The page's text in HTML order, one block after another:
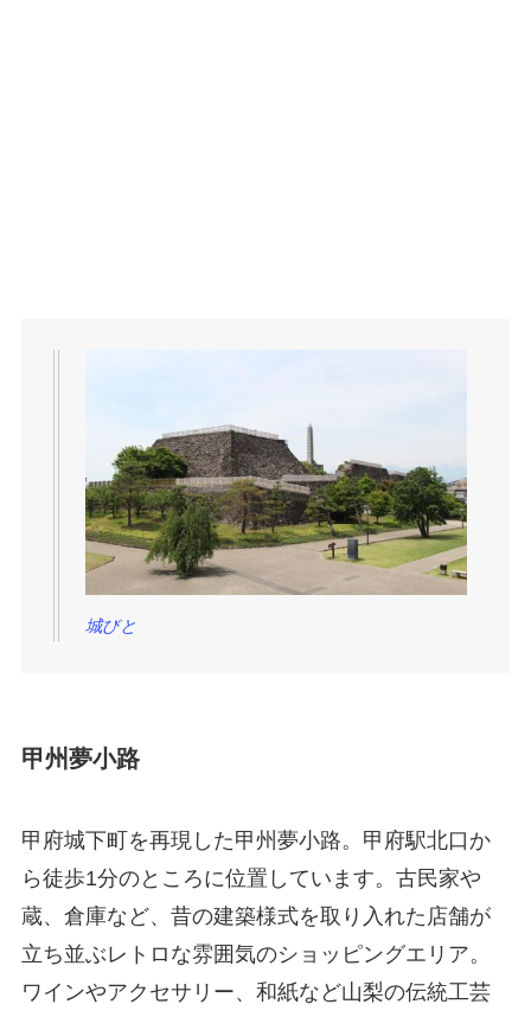
城びと
甲州夢小路
甲府城下町を再現した甲州夢小路。甲府駅北口か
ら徒歩1分のところに位置しています。古民家や
蔵、倉庫など、昔の建築様式を取り入れた店舗が
立ち並ぶレトロな雰囲気のショッピングエリア。
ワインやアクセサリー、和紙など山梨の伝統工芸